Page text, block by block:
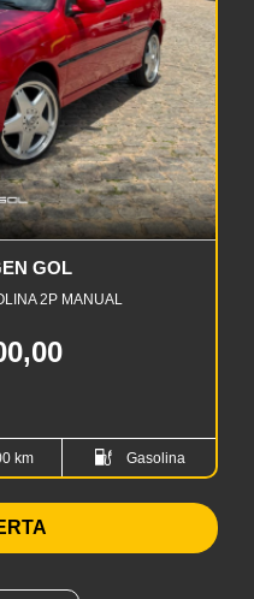
GOL
2P MANUAL
km Gasolina